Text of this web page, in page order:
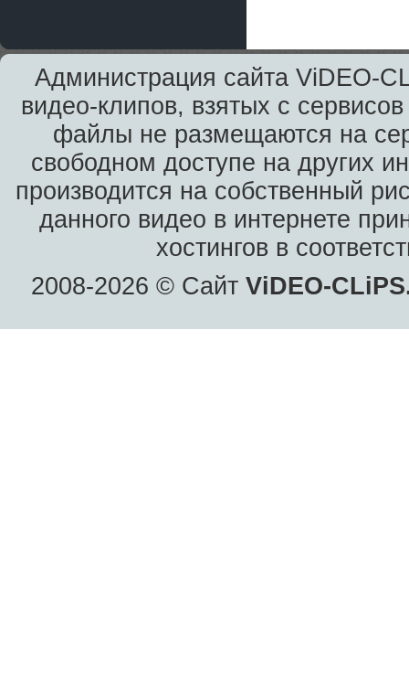
Администрация сайта ViDEO-
видео-клипов, взятых с
файлы не размещаются на
свободном доступе на других
производится на собственный
данного видео в интернете
хостингов в
2008-2026 © Сайт ViDEO-